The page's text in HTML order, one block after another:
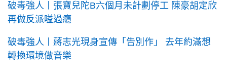
破毒強人丨張寶兒陀B六個月未計劃停工 陳豪胡定欣
再做反派嗌過癮
破毒強人丨蔣志光現身宣傳「告別作」 去年約滿想
轉換環境做音樂